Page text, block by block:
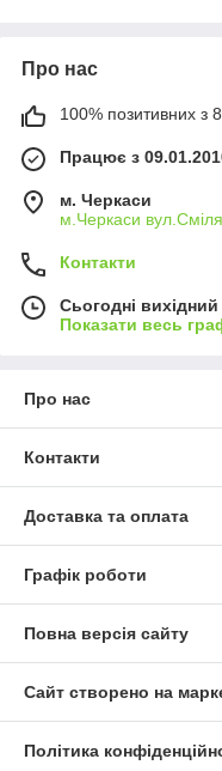
Про нас
100% позитивних з 8
Працює з
м. Черкаси
м.Черкаси
Контакти
Сьогодні вихідний
Показати весь
Про нас
Контакти
Доставка та оплата
Графік роботи
Повна версія сайту
Сайт створено на
Політика